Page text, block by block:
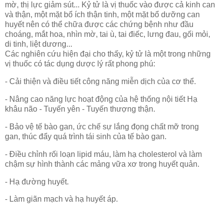
mờ, thị lực giảm sút... Kỷ tử là vị thuốc vào được cả kinh can
và thận, một mặt bổ ích thận tinh, một mặt bổ dưỡng can
huyết nên có thể chữa được các chứng bệnh như đầu
choáng, mắt hoa, nhìn mờ, tai ù, tai điếc, lưng đau, gối mỏi,
di tinh, liệt dương...
Các nghiên cứu hiện đại cho thấy, kỷ tử là một trong những
vị thuốc có tác dụng dược lý rất phong phú:
- Cải thiện và điều tiết công năng miễn dịch của cơ thể.
- Nâng cao năng lực hoạt động của hệ thống nội tiết Hạ
khâu não - Tuyến yên - Tuyến thượng thận.
- Bảo vệ tế bào gan, ức chế sự lắng đọng chất mỡ trong
gan, thúc đẩy quá trình tái sinh của tế bào gan.
- Điều chỉnh rối loạn lipid máu, làm hạ cholesterol và làm
chậm sự hình thành các mảng vữa xơ trong huyết quản.
- Hạ đường huyết.
- Làm giãn mạch và hạ huyết áp.